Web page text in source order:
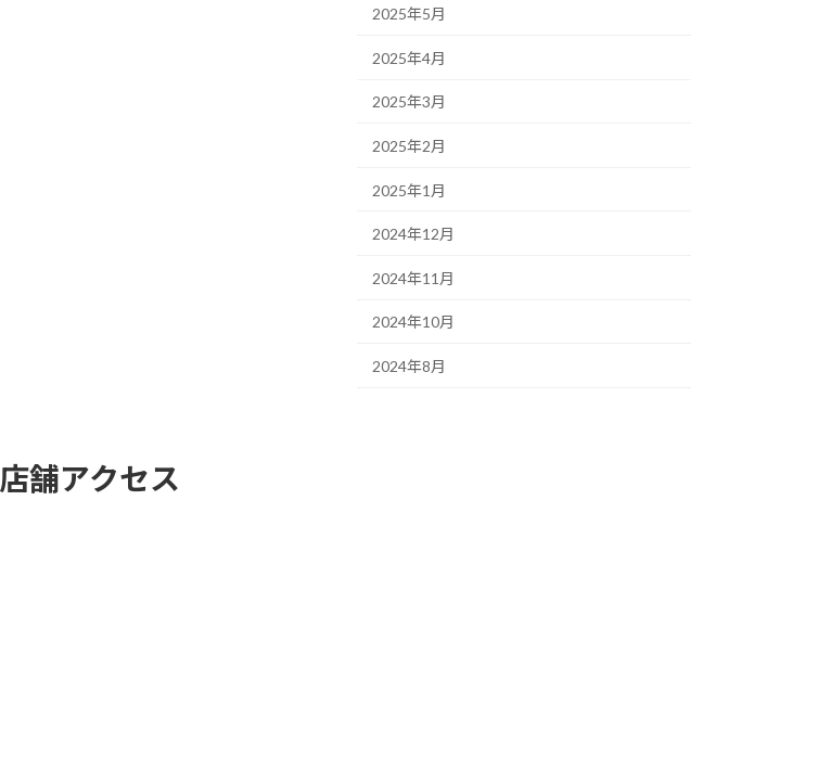
2025年5月
2025年4月
2025年3月
2025年2月
2025年1月
2024年12月
2024年11月
2024年10月
2024年8月
店舗アクセス